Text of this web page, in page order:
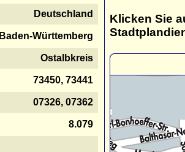
Deutschland
Baden-Württemberg
Ostalbkreis
73450, 73441
07326, 07362
8.079
Klicken Sie